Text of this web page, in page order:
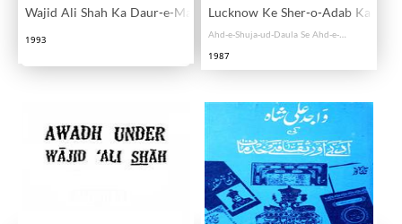
Wajid Ali Shah Ka Daur-e-Matiaburj
1993
Lucknow Ke Sher-o-Adab Ka
Ahd-e-Shuja-ud-Daula Se Ahd-e-Wajid Ali Shah Tak
1987